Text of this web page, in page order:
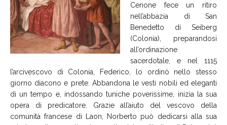
Cenone fece un ritiro
nell’abbazia di San
Benedetto di Seiberg
(Colonia), preparandosi
all’ordinazione
sacerdotale, e nel 1115
l’arcivescovo di Colonia, Federico, lo ordinò nello stesso
giorno diacono e prete. Abbandona le vesti nobili ed eleganti
di un tempo e, indossando tuniche poverissime, inizia la sua
opera di predicatore. Grazie all’aiuto del vescovo della
comunità francese di Laon, Norberto può dedicarsi alla sua